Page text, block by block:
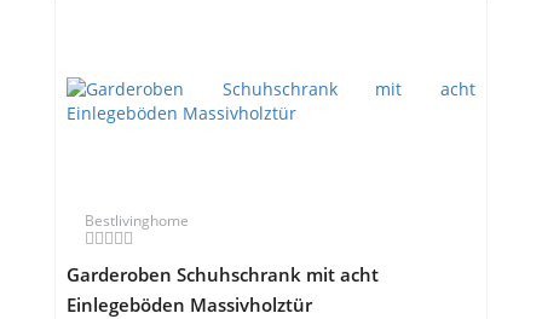
Bestlivinghome
Garderoben Schuhschrank mit acht
Einlegeböden Massivholztür